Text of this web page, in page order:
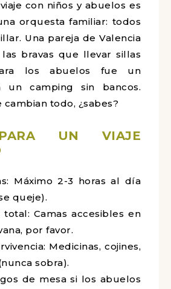
con niños y abuelos es
orquesta familiar: todos
Una pareja de Valencia
bravas que llevar sillas
los abuelos fue un
un camping sin bancos.
todo, ¿sabes?
UN VIAJE
Máximo 2-3 horas al día
queje).
total: Camas accesibles en
por favor.
Medicinas, cojines,
sobra).
de mesa si los abuelos